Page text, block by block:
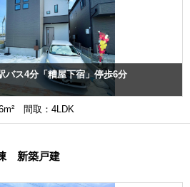
バス4分「糟屋下宿」停歩6分
間取：4LDK
新築戸建